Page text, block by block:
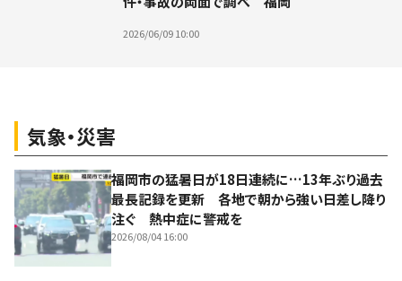
2026/06/09 10:00
気象・災害
福岡市の猛暑日が18日連続に…13年ぶり過去
最長記録を更新 各地で朝から強い日差し降り
注ぐ 熱中症に警戒を
2026/08/04 16:00